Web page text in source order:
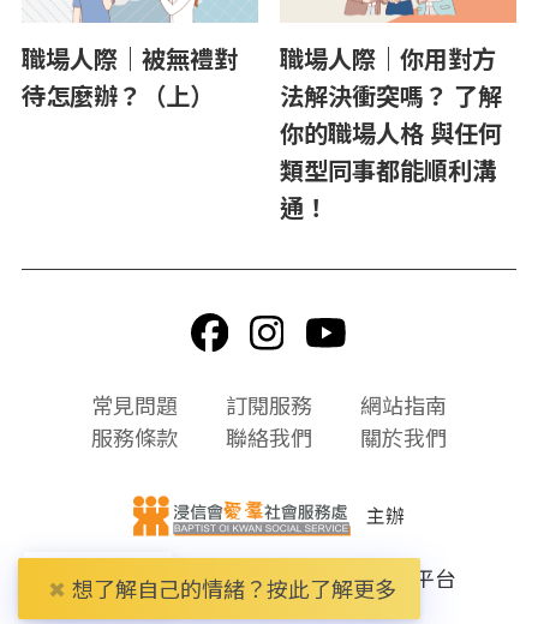
✖ 想了解自己的情緒？按此了解更多
職場人際｜被無禮對
待怎麼辦？（上）
職場人際｜你用對方
法解決衝突嗎？ 了解
你的職場人格 與任何
類型同事都能順利溝
通！
常見問題 訂閱服務
網站指南
服務條款
聯絡我們 關於我們
主辦
© 2026 Refresh 線上精神健康自助平台
HK